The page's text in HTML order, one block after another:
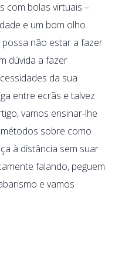
com bolas virtuais –
e um bom olho
não estar a fazer
dúvida a fazer
da sua
entre ecrãs e talvez
vamos ensinar-lhe
sobre como
à distância sem suar
falando, peguem
e vamos